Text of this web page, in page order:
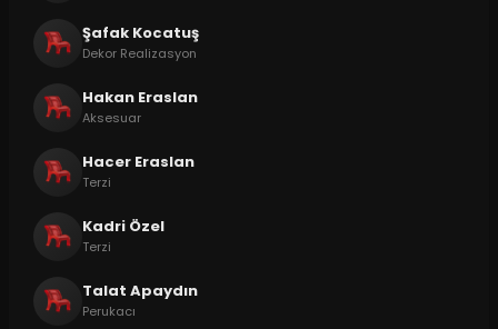
Şafak Kocatuş
Dekor Realizasyon
Hakan Eraslan
Aksesuar
Hacer Eraslan
Terzi
Kadri Özel
Terzi
Talat Apaydın
Perukacı